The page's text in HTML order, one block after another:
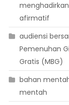
afirmatif
audiensi
Pemenuhan
Gratis (MBG)
bahan
mentah